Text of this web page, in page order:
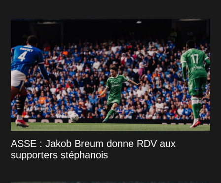
ASSE : Jakob Breum donne RDV aux
supporters stéphanois